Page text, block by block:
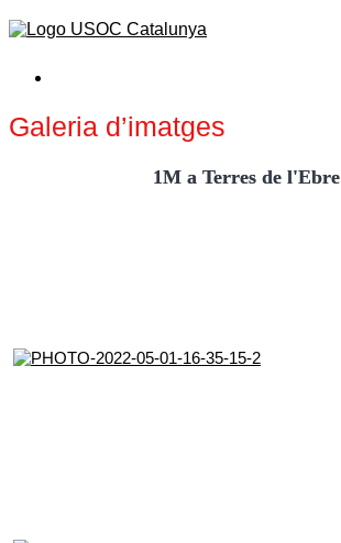
Galeria d’imatges
1M a Terres de l'Ebre